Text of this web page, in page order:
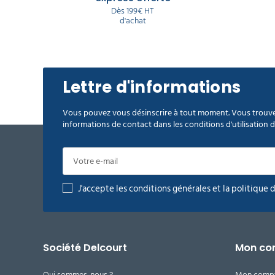
Dès 199€ HT
d'achat
Lettre d'informations
Vous pouvez vous désinscrire à tout moment. Vous
informations de contact dans les conditions d'utilisation
J'accepte les conditions générales et la
Société Delcourt
Mon